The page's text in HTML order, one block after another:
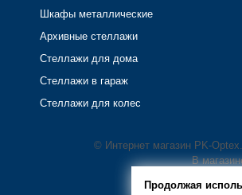
Шкафы металлические
Архивные стеллажи
Стеллажи для дома
Стеллажи в гараж
Стеллажи для колес
© Интернет магазин PK-
В
Продолжая